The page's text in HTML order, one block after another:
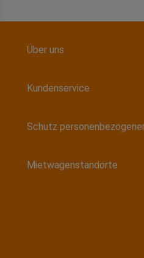
Über uns
Kundenservice
Schutz
Mietwagenstandorte